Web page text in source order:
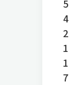
5
4
2
1
1
7